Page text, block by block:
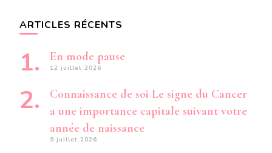
ARTICLES RÉCENTS
En mode pause
12 juillet 2026
Connaissance de soi Le signe du Cancer
a une importance capitale suivant votre
année de naissance
9 juillet 2026